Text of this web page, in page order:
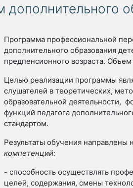
Программа профессиональной
дополнительного образования
предпенсионного возраста. Объем
Целью реализации программы
слушателей в теоретических,
образовательной деятельности,
функций педагога
стандартом.
Результаты обучения направлены
компетенций:
- способность осуществлять
целей, содержания, смены